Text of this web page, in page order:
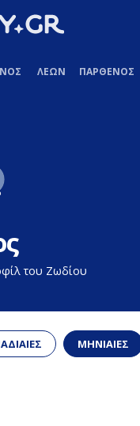
ΛΕΩΝ ΠΑΡΘΕΝΟΣ
του Ζωδίου
ΜΗΝΙΑΙΕΣ